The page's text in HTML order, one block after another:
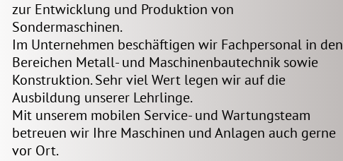
zur Entwicklung und Produktion von
Sondermaschinen.
Im Unternehmen beschäftigen wir Fachpersonal in den
Bereichen Metall- und Maschinenbautechnik sowie
Konstruktion. Sehr viel Wert legen wir auf die
Ausbildung unserer Lehrlinge.
Mit unserem mobilen Service- und Wartungsteam
betreuen wir Ihre Maschinen und Anlagen auch gerne
vor Ort.